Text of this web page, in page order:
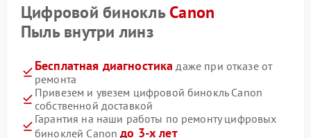
Цифровой бинокльCanon
Пыль внутри линз
Бесплатная диагностика даже при отказе от
ремонта
Привезем и увезем цифровой бинокль Canon
собственной доставкой
Гарантия на наши работы по ремонту цифровых
биноклей Canonдо 3-х лет